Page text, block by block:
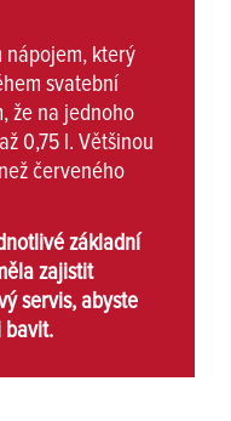
nápojem, který
svatební
že na jednoho
0,75 l. Většinou
červeného
základní
zajistit
servis, abyste
bavit.